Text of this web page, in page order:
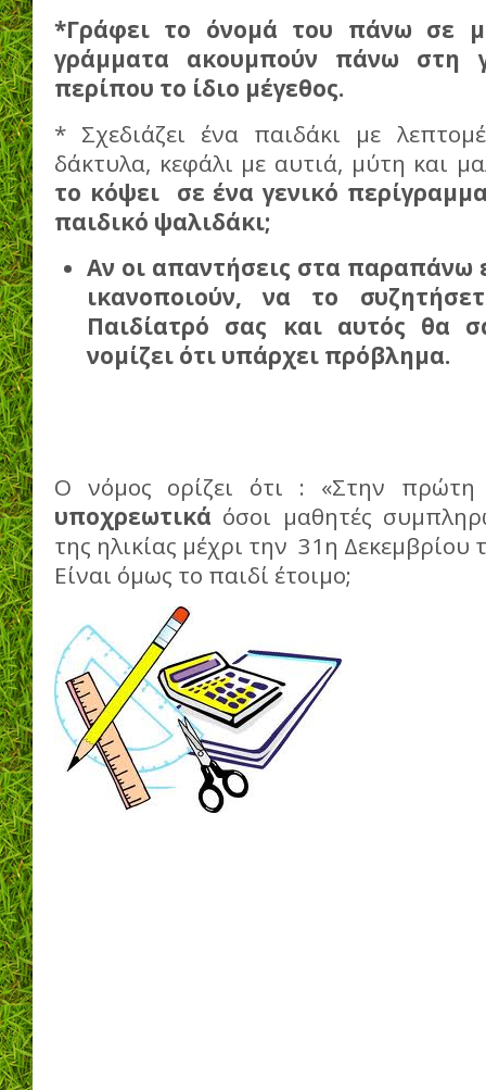
*Γράφει το όνομά του πάνω σε
γράμματα ακουμπούν πάνω στη
περίπου το ίδιο μέγεθος.
* Σχεδιάζει ένα παιδάκι με
δάκτυλα, κεφάλι με αυτιά, μύτη και
το κόψει σε ένα γενικό
παιδικό ψαλιδάκι;
Αν οι απαντήσεις στα παραπάνω
ικανοποιούν, να το
Παιδίατρό σας και αυτός θα
νομίζει ότι υπάρχει πρόβλημα.
Ο νόμος ορίζει ότι : «Στην
υποχρεωτικά όσοι μαθητές
της ηλικίας μέχρι την 31η Δεκεμβρίου
Είναι όμως το παιδί έτοιμο;